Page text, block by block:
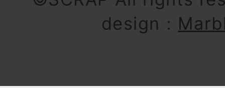
design：